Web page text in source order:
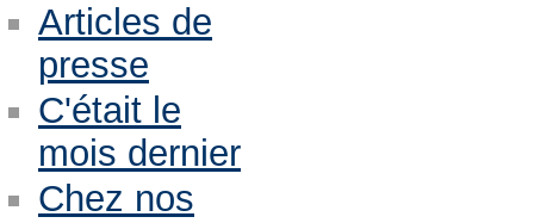
Articles de
presse
C'était le
mois dernier
Chez nos